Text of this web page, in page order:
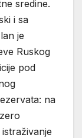
sredine.
i sa
je
Ruskog
pod
na